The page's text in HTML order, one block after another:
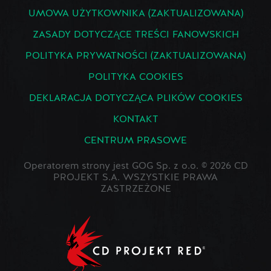
UMOWA UŻYTKOWNIKA (ZAKTUALIZOWANA)
ZASADY DOTYCZĄCE TREŚCI FANOWSKICH
POLITYKA PRYWATNOŚCI (ZAKTUALIZOWANA)
POLITYKA COOKIES
DEKLARACJA DOTYCZĄCA PLIKÓW COOKIES
KONTAKT
CENTRUM PRASOWE
Operatorem strony jest GOG Sp. z o.o. © 2026 CD
PROJEKT S.A. WSZYSTKIE PRAWA
ZASTRZEŻONE